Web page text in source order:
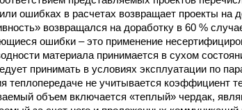
ошибках в расчетах возвращает проекты на
возвращался на доработку в 60 %
ошибки – это применение
материала принимается в сухом
принимать в условиях эксплуатации по
теплопередаче не учитывается коэффициент
объем включается «теплый» чердак,